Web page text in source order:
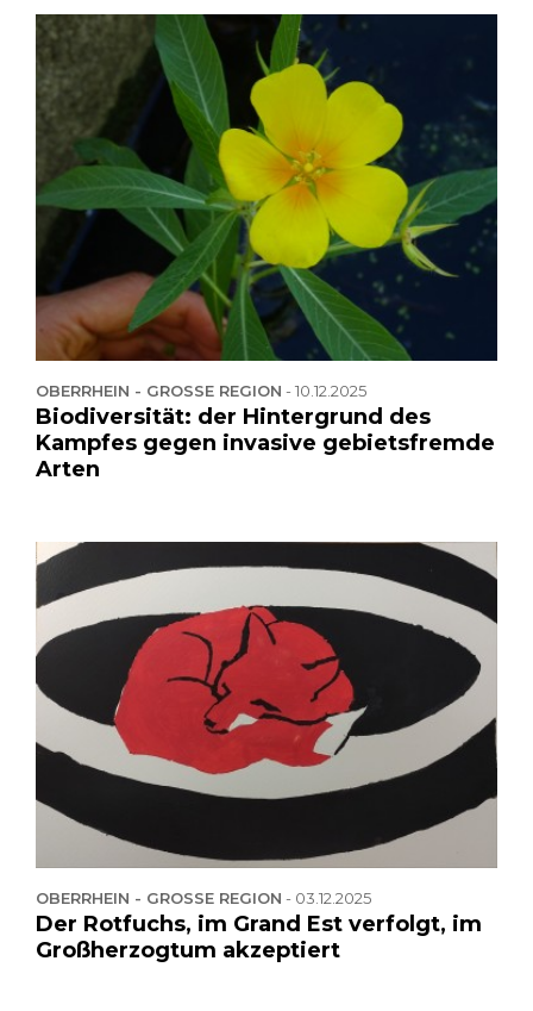
OBERRHEIN - GROSSE REGION -10.12.2025
Biodiversität: der Hintergrund des
Kampfes gegen invasive gebietsfremde
Arten
OBERRHEIN - GROSSE REGION - 03.12.2025
Der Rotfuchs, im Grand Est verfolgt, im
Großherzogtum akzeptiert